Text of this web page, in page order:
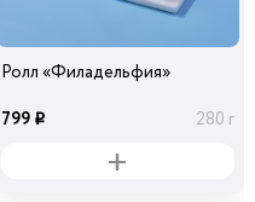
Ролл «Филадельфия»
799 i 280 г